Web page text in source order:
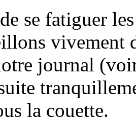
se fatiguer
vivement
journal
la couette.